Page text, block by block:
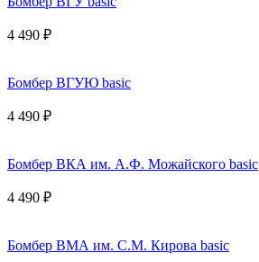
4 490 ₽
Бомбер ВГУЮ basic
4 490 ₽
Бомбер ВКА им. А.Ф. Можайского basic
4 490 ₽
Бомбер ВМА им. С.М. Кирова basic